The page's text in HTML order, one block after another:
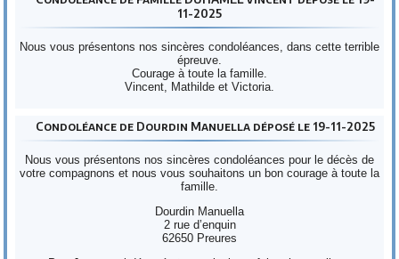
11-2025
Nous vous présentons nos sincères condoléances, dans cette terrible
épreuve.
Courage à toute la famille.
Vincent, Mathilde et Victoria.
Condoléance de Dourdin Manuella déposé le 19-11-2025
Nous vous présentons nos sincères condoléances pour le décès de
votre compagnons et nous vous souhaitons un bon courage à toute la
famille.
Dourdin Manuella
2 rue d’enquin
62650 Preures